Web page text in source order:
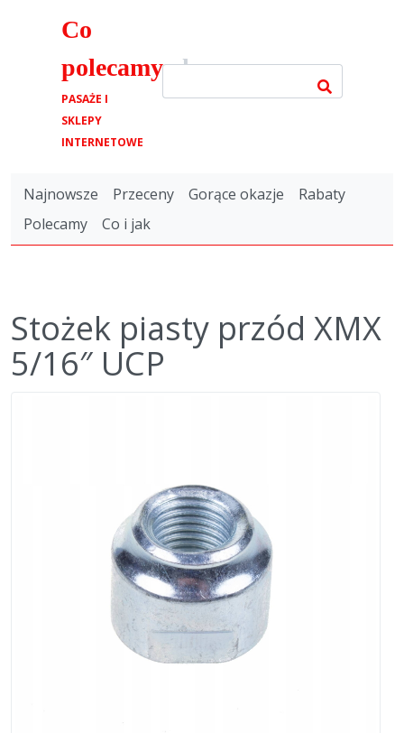
Co
polecamy.pl
PASAŻE I
SKLEPY
INTERNETOWE
Najnowsze Przeceny Gorące okazje
Rabaty
Polecamy
Co i jak
Stożek piasty przód XMX
5/16″ UCP